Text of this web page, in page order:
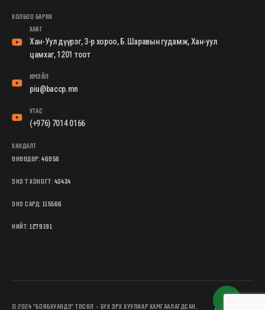
ХОЛБОО БАРИХ
ХАЯГ
Хан-Уул дүүрэг, 3-р хороо, Б.Шаравын гудамж, Хан-уул
цамхаг, 1201 тоот
ИМЭЙЛ
piu@baccp.mn
УТАС
(+976) 7014 0166
ХАНДАЛТ
ӨНӨӨДӨР:46056
ЭНЭ 7 ХОНОГТ:43434
ЭНЭ САРД: 115566
НИЙТ:1279191
© 2024 "БОЯБХУАӨДЗ" ТӨСӨЛ • БҮХ ЭРХ ХУУЛИАР ХАМГААЛАГДСАН. ДЭЭШЭЭ